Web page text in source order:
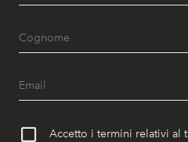
Accetto i termini relativi al